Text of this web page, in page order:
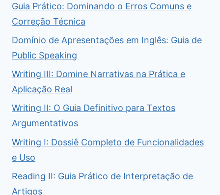
Guia Prático: Dominando o Erros Comuns e
Correção Técnica
Domínio de Apresentações em Inglês: Guia de
Public Speaking
Writing III: Domine Narrativas na Prática e
Aplicação Real
Writing II: O Guia Definitivo para Textos
Argumentativos
Writing I: Dossiê Completo de Funcionalidades
e Uso
Reading II: Guia Prático de Interpretação de
Artigos